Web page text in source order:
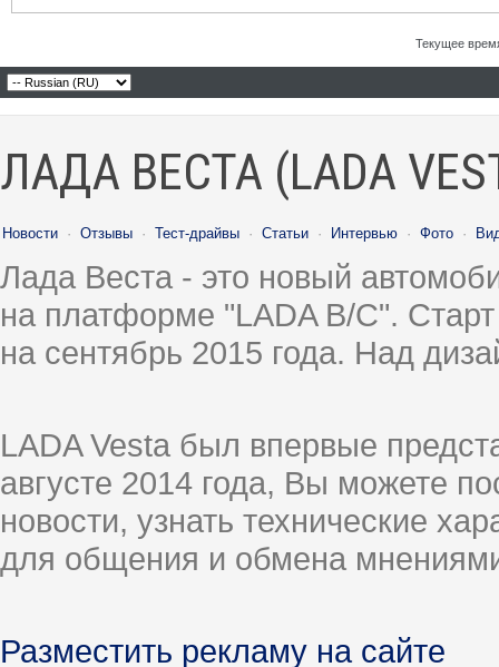
Текущее
ЛАДА ВЕСТА (LADA
Новости · Отзывы · Тест-драйвы · Статьи · Интервью · Фото ·
Лада Веста - это новый
на платформе "LADA B/C".
на сентябрь 2015 года. Над
LADA Vesta был впервые
августе 2014 года, Вы можете
новости, узнать технические
для общения и обмена
Разместить рекламу на сайте